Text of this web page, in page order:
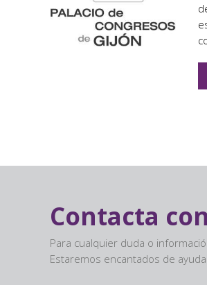
Contacta
Para cualquier duda o
Estaremos encantados de